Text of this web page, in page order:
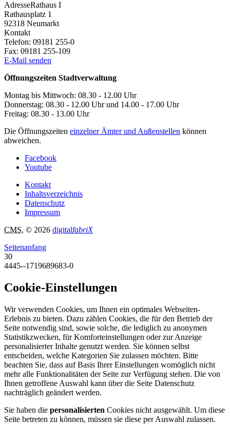
AdresseRathaus I
Rathausplatz 1
92318 Neumarkt
Kontakt
Telefon: 09181 255-0
Fax: 09181 255-109
E-Mail senden
Öffnungszeiten Stadtverwaltung
Montag bis Mittwoch: 08.30 - 12.00 Uhr
Donnerstag: 08.30 - 12.00 Uhr und 14.00 - 17.00 Uhr
Freitag: 08.30 - 13.00 Uhr
Die Öffnungszeiten einzelner Ämter und Außenstellen können
abweichen.
Facebook
Youtube
Kontakt
Inhaltsverzeichnis
Datenschutz
Impressum
CMS, © 2026 digitalfabriX
Seitenanfang
30
4445--1719689683-0
Cookie-Einstellungen
Wir verwenden Cookies, um Ihnen ein optimales Webseiten-
Erlebnis zu bieten. Dazu zählen Cookies, die für den Betrieb der
Seite notwendig sind, sowie solche, die lediglich zu anonymen
Statistikzwecken, für Komforteinstellungen oder zur Anzeige
personalisierter Inhalte genutzt werden. Sie können selbst
entscheiden, welche Kategorien Sie zulassen möchten. Bitte
beachten Sie, dass auf Basis Ihrer Einstellungen womöglich nicht
mehr alle Funktionalitäten der Seite zur Verfügung stehen. Die von
Ihnen getroffene Auswahl kann über die Seite Datenschutz
nachträglich geändert werden.
Sie haben die personalisierten Cookies nicht ausgewählt. Um diese
Seite betreten zu können, müssen sie diese per Auswahl zulassen.